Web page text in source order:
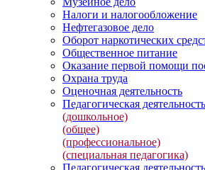
Налоги и налогообложение
Нефтегазовое дело
Оборот наркотических
Общественное питание
Оказание первой помощи
Охрана труда
Оценочная деятельность
Педагогическая деятельность
(дошкольное)
(общее)
(профессиональное)
(специальная педагогика)
Педагогическая деятельность